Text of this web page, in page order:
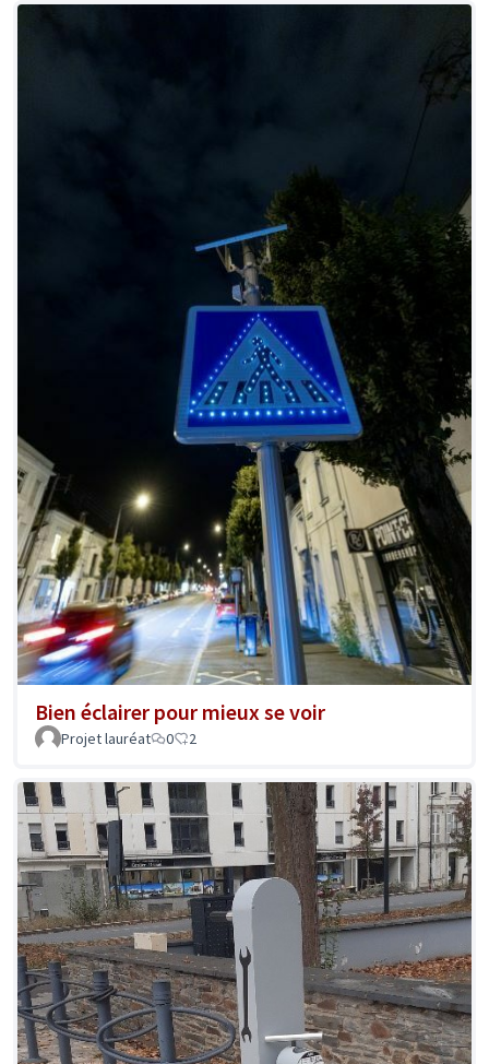
Bien éclairer pour mieux se voir
Projet lauréat 0 2